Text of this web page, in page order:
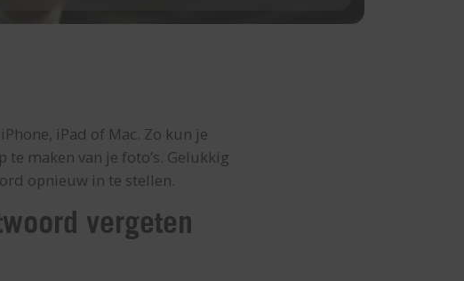
iPad of Mac. Zo kun je
maken van je foto’s. Gelukkig
opnieuw in te stellen.
vergeten